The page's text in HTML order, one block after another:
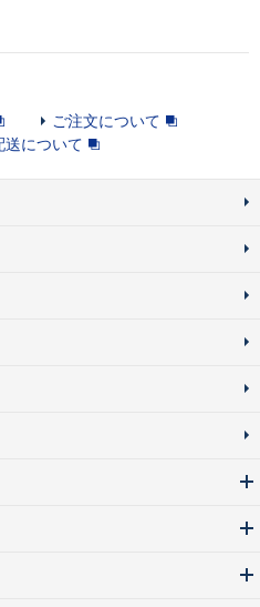
ご注文について
送について